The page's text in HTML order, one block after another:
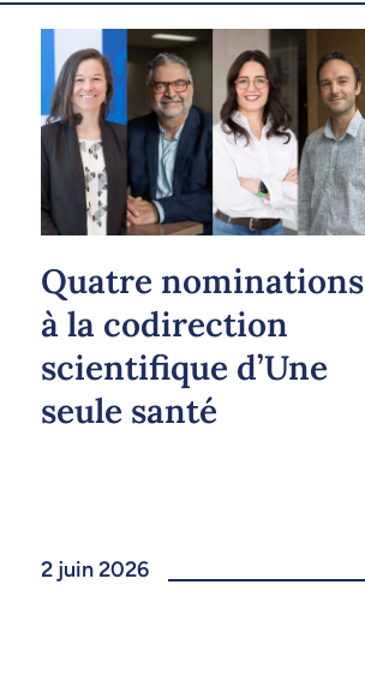
Quatre nominations
à la codirection
scientifique d’Une
seule santé
2 juin 2026